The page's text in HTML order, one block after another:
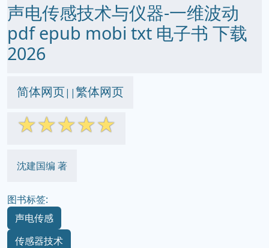
声电传感技术与仪器-一维波动
pdf epub mobi txt 电子书 下载
2026
简体网页||繁体网页
☆☆☆☆☆
沈建国编 著
图书标签:
声电传感
传感器技术